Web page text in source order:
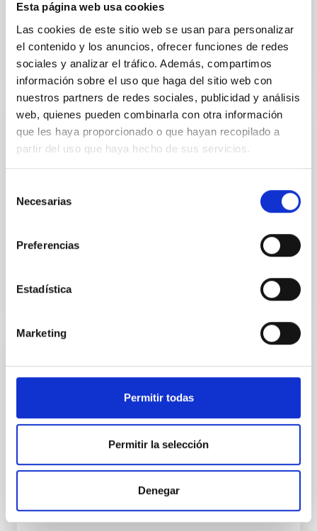
Esta página web usa cookies
Las cookies de este sitio web se usan para personalizar
el contenido y los anuncios, ofrecer funciones de redes
sociales y analizar el tráfico. Además, compartimos
información sobre el uso que haga del sitio web con
nuestros partners de redes sociales, publicidad y análisis
web, quienes pueden combinarla con otra información
que les haya proporcionado o que hayan recopilado a
partir del uso que haya hecho de sus servicios.
Necesarias
Preferencias
Estadística
Marketing
Permitir todas
Permitir la selección
Denegar
REVISTA
PARALAJES El Infrarrojo
es infrarroja y, por lo tanto, no podemos verla si no es
con instrumentos especiales para ello. El IAC ha sido
REVISTA
Astrofísica en Canarias
está integrado por el IAC, por las numerosas
en los Observatorios de Canarias, por el tejido